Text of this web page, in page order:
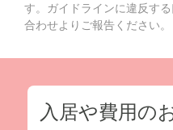
す。ガイドラインに違反す
合わせよりご報告ください。
入居や費用の